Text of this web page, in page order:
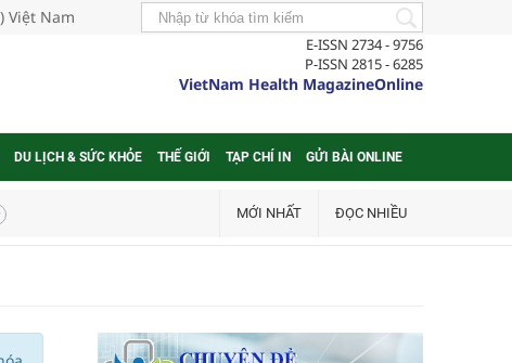
Việt Nam
E-ISSN 2734 - 9756
P-ISSN 2815 - 6285
VietNam Health MagazineOnline
DU LỊCH & SỨC KHỎE THẾ GIỚI TẠP CHÍ IN GỬI BÀI ONLINE
MỚI NHẤT ĐỌC NHIỀU